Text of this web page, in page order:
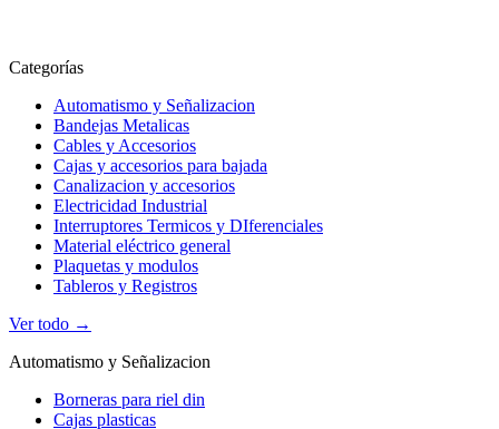
Categorías
Automatismo y Señalizacion
Bandejas Metalicas
Cables y Accesorios
Cajas y accesorios para bajada
Canalizacion y accesorios
Electricidad Industrial
Interruptores Termicos y DIferenciales
Material eléctrico general
Plaquetas y modulos
Tableros y Registros
Ver todo →
Automatismo y Señalizacion
Borneras para riel din
Cajas plasticas